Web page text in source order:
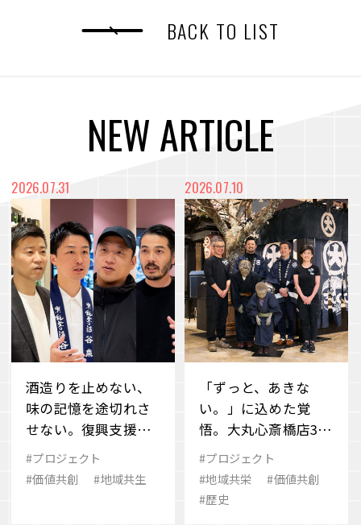
BACK TO LIST
NEWARTICLE
2026.07.31
酒造りを止めない、
味の記憶を途切れさ
せない。復興支援を
超えて続く共創のか
たち
#プロジェクト
#価値共創
#地域共生
2026.07.10
「ずっと、あきな
い。」に込めた覚
悟。大丸心斎橋店300
周年に見る「場のち
から」
#プロジェクト
#地域共栄
#価値共創
#歴史